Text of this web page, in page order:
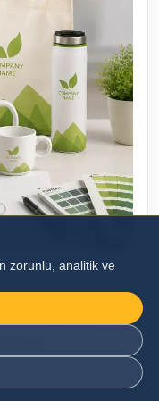
dijital
zorunlu, analitik ve